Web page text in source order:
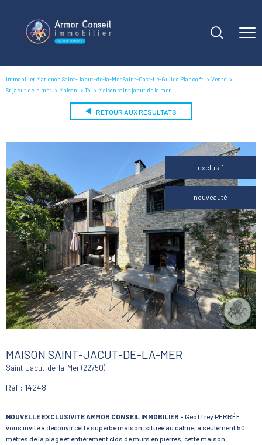
Immobilier Matignon Saint-Jacut-de-la-Mer Saint-Cast-Le-Guildo Plancoët
Vente
St jacut de la mer
Maison T4 Maison saint jacut de la mer
RETOUR AUX RÉSULTATS
exclusif
nouveauté
MAISON SAINT-JACUT-DE-LA-MER
Saint-Jacut-de-la-Mer (22750)
Réf : 14248
NOUVELLE EXCLUSIVITE ARMOR CONSEIL IMMOBILIER - Geoffrey PERRÉE
vous invite à découvir cette superbe maison, située au calme, à seulement 50
mètres de la plage et entièrement clos de murs en pierres, cette maison